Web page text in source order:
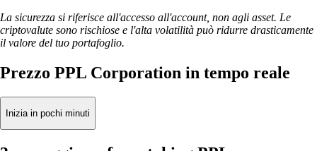
La sicurezza si riferisce all'accesso all'account, non agli asset. Le
criptovalute sono rischiose e l'alta volatilità può ridurre drasticamente
il valore del tuo portafoglio.
Prezzo PPL Corporation in tempo reale
Inizia in pochi minuti